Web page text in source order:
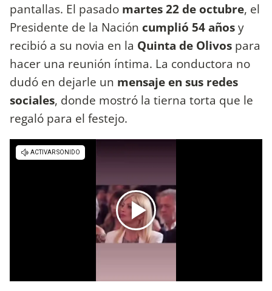
pantallas. El pasado martes 22 de octubre, el
Presidente de la Nación cumplió 54 añosy
recibió a su novia en la Quinta de Olivos para
hacer una reunión íntima. La conductora no
dudó en dejarle un mensaje en sus redes
sociales, donde mostró la tierna torta que le
regaló para el festejo.